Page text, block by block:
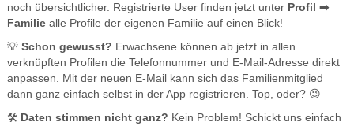
noch übersichtlicher. Registrierte User finden jetzt unter Profil ➡️
Familiealle Profile der eigenen Familie auf einen Blick!
💡 Schon gewusst? Erwachsene können ab jetzt in allen
verknüpften Profilen die Telefonnummer und E-Mail-Adresse direkt
anpassen. Mit der neuen E-Mail kann sich das Familienmitglied
dann ganz einfach selbst in der App registrieren. Top, oder? 😉
🛠️ Daten stimmen nicht ganz? Kein Problem! Schickt uns einfach